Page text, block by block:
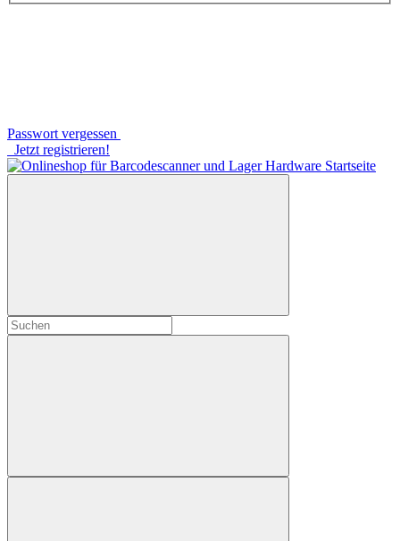
Passwort vergessen
Jetzt registrieren!